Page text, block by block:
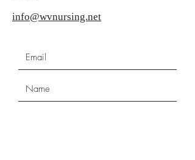
info@wvnursing.net